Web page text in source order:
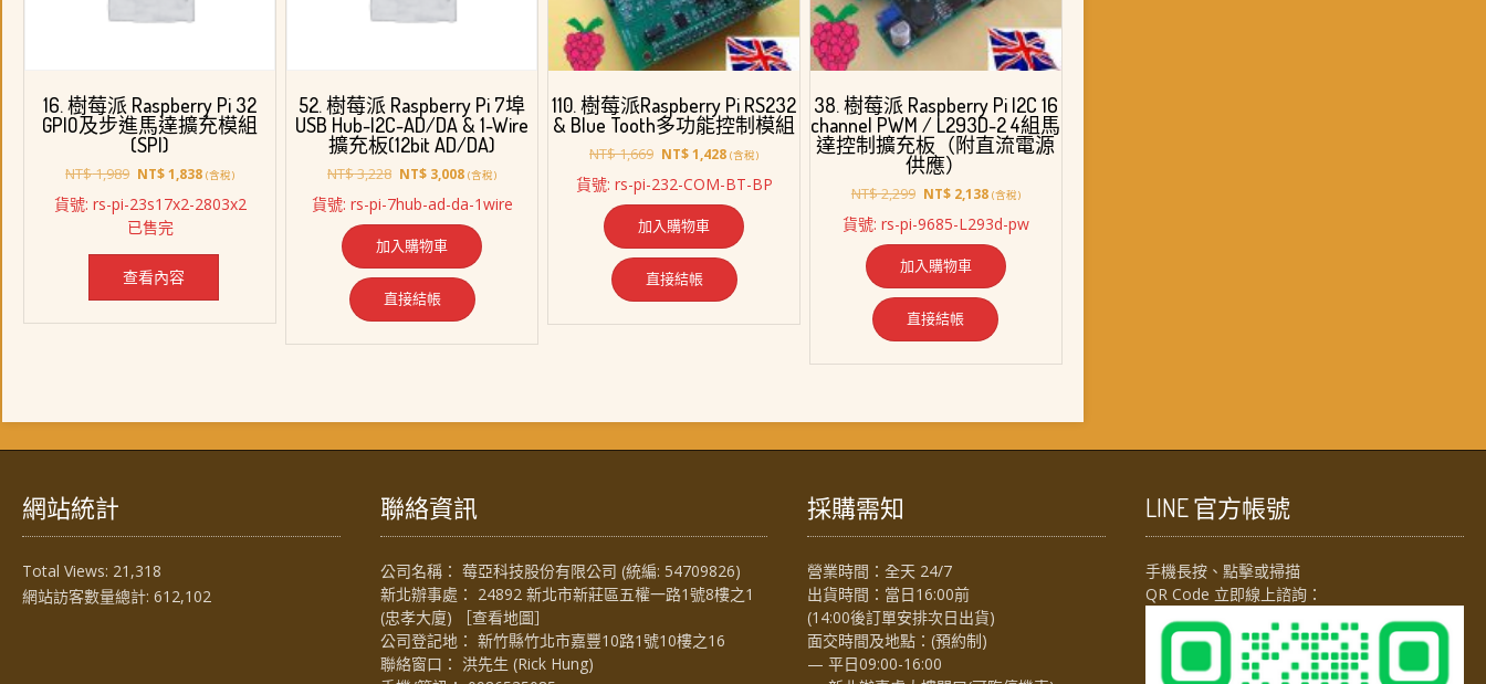
16. 樹莓派 Raspberry Pi 32
GPIO及步進馬達擴充模組
(SPI)
NT$1,989 原
價
格：
NT$ 1,989。
NT$1,838目
價
NT$ 1,838。
(含稅)
貨號: rs-pi-23s17x2-2803x2
已售完
查看內容
52. 樹莓派 Raspberry Pi 7埠
USB Hub-I2C-AD/DA & 1-Wire
擴充板(12bit AD/DA)
NT$3,228 原
價
NT$ 3,228。
NT$ 3,008目
價
格：
NT$ 3,008。
(含稅)
貨號: rs-pi-7hub-ad-da-1wire
加入購物車
直接結帳
110. 樹莓派Raspberry Pi RS232
& Blue Tooth多功能控制模組
NT$1,669 原
價
NT$ 1,669。
NT$1,428目
價
格：
NT$ 1,428。
(含稅)
貨號: rs-pi-232-COM-BT-BP
加入購物車
直接結帳
38. 樹莓派 Raspberry Pi I2C 16
channel PWM / L293D-2 4組馬
達控制擴充板（附直流電源
供應）
NT$2,299 原
價
NT$ 2,299。
NT$2,138目
價
格：
NT$ 2,138。
(含稅)
貨號: rs-pi-9685-L293d-pw
加入購物車
直接結帳
網站統計
Total Views: 21,318
網站訪客數量總計: 612,102
聯絡資訊
公司名稱： 莓亞科技股份有限公司 (統編: 54709826)
新北辦事處： 24892 新北市新莊區五權一路1號8樓之1
(忠孝大廈) ［查看地圖］
公司登記地： 新竹縣竹北市嘉豐10路1號10樓之16
聯絡窗口： 洪先生 (Rick Hung)
採購需知
營業時間：全天 24/7
出貨時間：當日16:00前
(14:00後訂單安排次日出貨)
面交時間及地點：(預約制)
— 平日09:00-16:00
LINE 官方帳號
手機長按、點擊或掃描
QR Code 立即線上諮詢：